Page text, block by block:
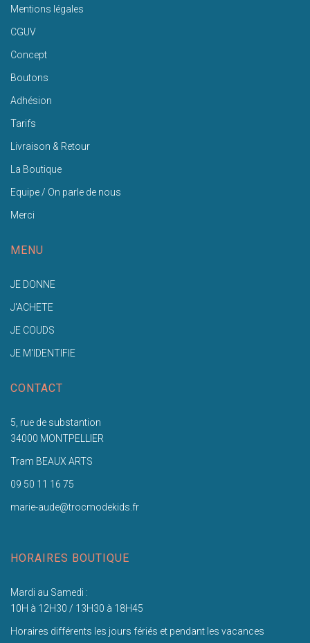
Mentions légales
CGUV
Concept
Boutons
Adhésion
Tarifs
Livraison & Retour
La Boutique
Equipe / On parle de nous
Merci
MENU
JE DONNE
J'ACHETE
JE COUDS
JE M'IDENTIFIE
CONTACT
5, rue de substantion
34000 MONTPELLIER
Tram BEAUX ARTS
09 50 11 16 75
marie-aude@trocmodekids.fr
HORAIRES BOUTIQUE
Mardi au Samedi :
10H à 12H30 / 13H30 à 18H45
Horaires différents les jours fériés et pendant les vacances